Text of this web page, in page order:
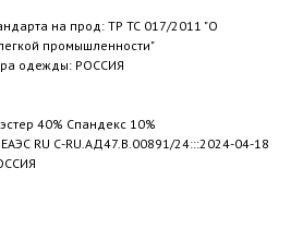
на прод: ТР ТС 017/2011 "О
промышленности"
одежды: РОССИЯ
40% Спандекс 10%
RU С-RU.АД47.В.00891/24:::2024-04-18